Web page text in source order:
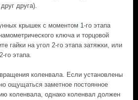
друга).
крышек с моментом 1-го этапа
ключа и торцовой
гайки на угол 2-го этапа затяжки, или
го этапа.
коленвала. Если установлены
ощущаться заметное постоянное
коленвала, однако коленвал должен